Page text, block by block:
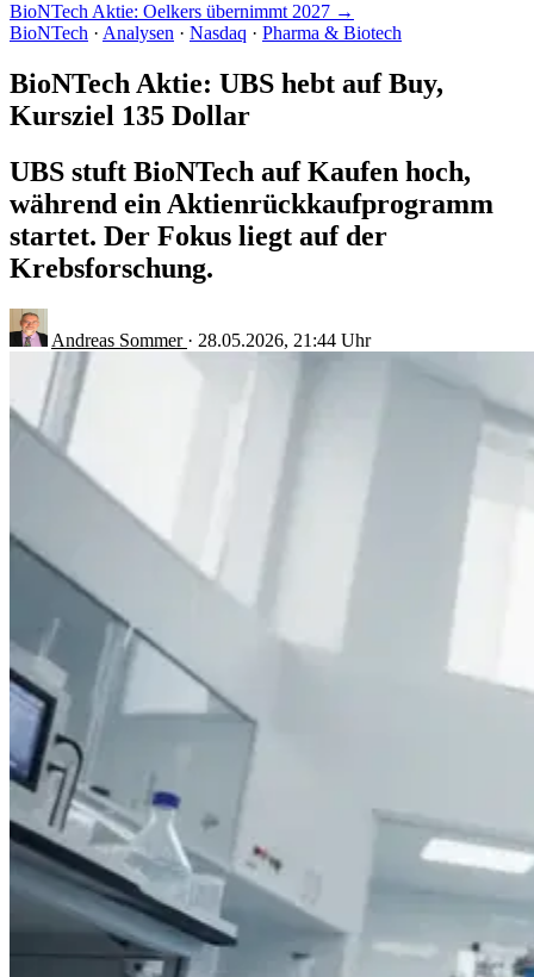
BioNTech Aktie: Oelkers übernimmt 2027 →
BioNTech · Analysen · Nasdaq · Pharma & Biotech
BioNTech Aktie: UBS hebt auf Buy,
Kursziel 135 Dollar
UBS stuft BioNTech auf Kaufen hoch,
während ein Aktienrückkaufprogramm
startet. Der Fokus liegt auf der
Krebsforschung.
Andreas Sommer · 28.05.2026, 21:44 Uhr